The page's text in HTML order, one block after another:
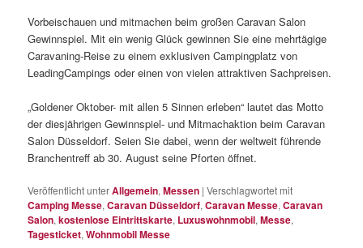
Vorbeischauen und mitmachen beim großen Caravan Salon
Gewinnspiel. Mit ein wenig Glück gewinnen Sie eine mehrtägige
Caravaning-Reise zu einem exklusiven Campingplatz von
LeadingCampings oder einen von vielen attraktiven Sachpreisen.
„Goldener Oktober- mit allen 5 Sinnen erleben“ lautet das Motto
der diesjährigen Gewinnspiel- und Mitmachaktion beim Caravan
Salon Düsseldorf. Seien Sie dabei, wenn der weltweit führende
Branchentreff ab 30. August seine Pforten öffnet.
Veröffentlicht unterAllgemein,Messen |Verschlagwortet mit
Camping Messe,Caravan Düsseldorf,Caravan Messe,Caravan
Salon,kostenlose Eintrittskarte, Luxuswohnmobil,Messe,
Tagesticket,Wohnmobil Messe